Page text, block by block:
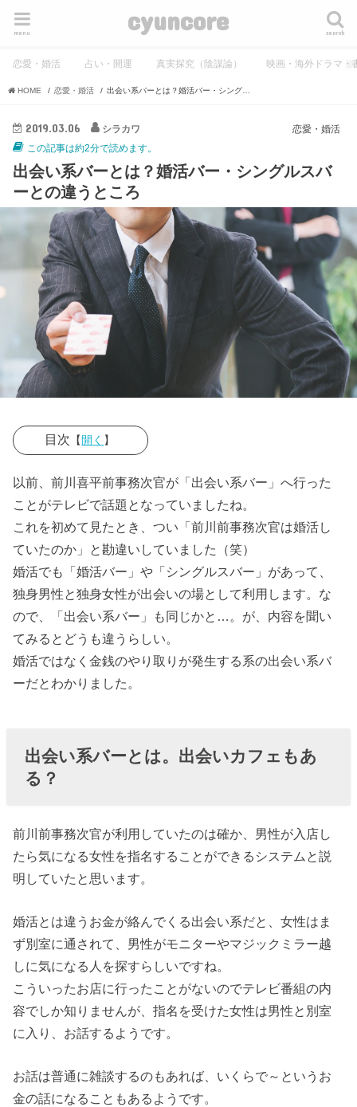
cyuncore search
menu
恋愛・婚活 占い・開運 真実探究（陰謀論） 映画・海外ドラマ・
HOME 恋愛・婚活
恋愛・婚活
2019.03.06
シラカワ
この記事は約2分で読めます。
出会い系バーとは？婚活バー・シングルスバ
ーとの違うところ
目次 【開く 】
› 出会い系バー
とは。出会い
カフェもあ
る？
› 婚活バーと出
会い系バーは
違う。
› 「婚活」と
「出会い系」
て悪いわけで
はない。
以前、前川喜平前事務次官が「出会い系バー」へ行った
ことがテレビで話題となっていましたね。
これを初めて見たとき、つい「前川前事務次官は婚活し
ていたのか」と勘違いしていました（笑）
婚活でも「婚活バー」や「シングルスバー」があって、
独身男性と独身女性が出会いの場として利用します。な
ので、「出会い系バー」も同じかと…。が、内容を聞い
てみるとどうも違うらしい。
婚活ではなく金銭のやり取りが発生する系の出会い系バ
ーだとわかりました。
出会い系バーとは。出会いカフェもあ
る？
前川前事務次官が利用していたのは確か、男性が入店し
たら気になる女性を指名することができるシステムと説
明していたと思います。
婚活とは違うお金が絡んでくる出会い系だと、女性はま
ず別室に通されて、男性がモニターやマジックミラー越
しに気になる人を探すらしいですね。
こういったお店に行ったことがないのでテレビ番組の内
容でしか知りませんが、指名を受けた女性は男性と別室
に入り、お話するようです。
お話は普通に雑談するのもあれば、いくらで～というお
金の話になることもあるようです。